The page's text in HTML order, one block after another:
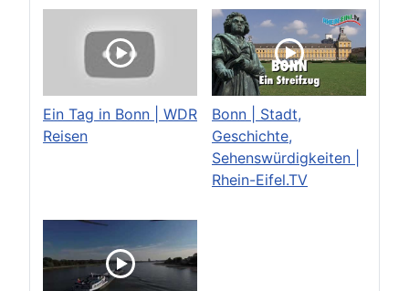
Ein Tag in Bonn | WDR
Reisen
Bonn | Stadt,
Geschichte,
Sehenswürdigkeiten |
Rhein-Eifel.TV